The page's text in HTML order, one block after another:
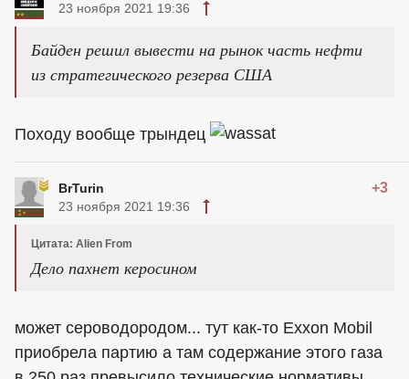
23 ноября 2021 19:36
Байден решил вывести на рынок часть нефти
из стратегического резерва США
Походу вообще трындец
BrTurin +3
23 ноября 2021 19:36
Цитата: Alien From
Дело пахнет керосином
может сероводородом... тут как-то Exxon Mobil
приобрела партию а там содержание этого газа